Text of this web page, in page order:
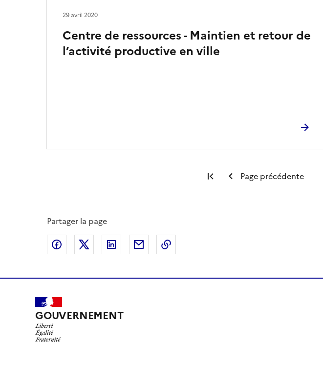
Centre de ressources - Maintien et retour de
l’activité productive en ville
29 avril 2020
Première page
Page précédente
Partager la page
Partager sur Facebook
Partager sur XPartager sur LinkedIn
Partager par email
GOUVERNEMENT